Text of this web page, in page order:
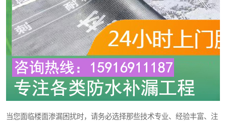
当您面临楼面渗漏困扰时，请务必选择那些技术专业、经验丰富、注